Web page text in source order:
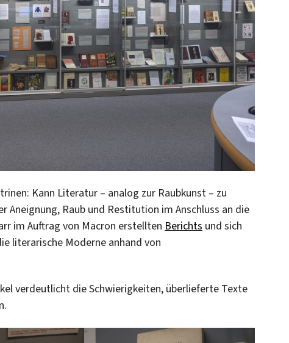
Kann Literatur – analog zur Raubkunst – zu
Raub und Restitution im Anschluss an die
im Auftrag von Macron erstellten Berichts und sich
literarische Moderne anhand von
verdeutlicht die Schwierigkeiten, überlieferte Texte